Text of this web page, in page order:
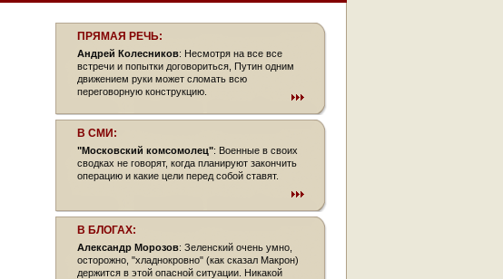
ПРЯМАЯ РЕЧЬ:
Андрей Колесников: Несмотря на все все
встречи и попытки договориться, Путин одним
движением руки может сломать всю
переговорную конструкцию.
В СМИ:
"Московский комсомолец": Военные в своих
сводках не говорят, когда планируют закончить
операцию и какие цели перед собой ставят.
В БЛОГАХ:
Александр Морозов: Зеленский очень умно,
осторожно, "хладнокровно" (как сказал Макрон)
держится в этой опасной ситуации. Никакой